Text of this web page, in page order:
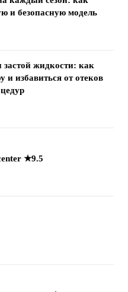
и безопасную модель
жидкости: как
и избавиться от отеков
★9.5